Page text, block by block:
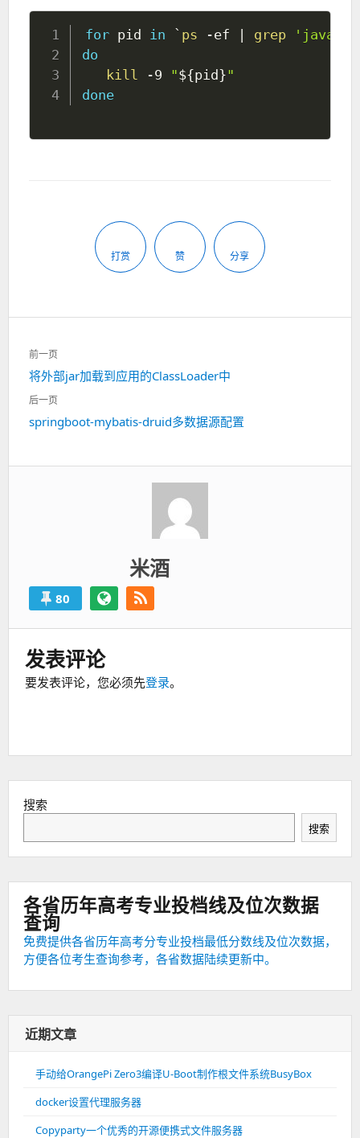
for pid in ` ps -ef grep 'java'
do
kill -9 "${pid}"
done
打赏 赞 分享
文
章
导
航
前一页
上
一
将外部jar加载到应用的ClassLoader中
后一页
下
springboot-mybatis-druid多数据源配置
米酒
80
发表评论
要发表评论，您必须先登录。
搜索
搜索
各省历年高考专业投档线及位次数据
查询
免费提供各省历年高考分专业投档最低分数线及位次数据，
方便各位考生查询参考，各省数据陆续更新中。
近期文章
手动给OrangePi Zero3编译U-Boot制作根文件系统BusyBox
docker设置代理服务器
Copyparty一个优秀的开源便携式文件服务器